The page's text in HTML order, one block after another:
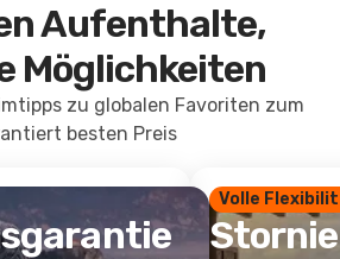
Aufenthalte,
Möglichkeiten
zu globalen Favoriten zum
besten Preis
Volle